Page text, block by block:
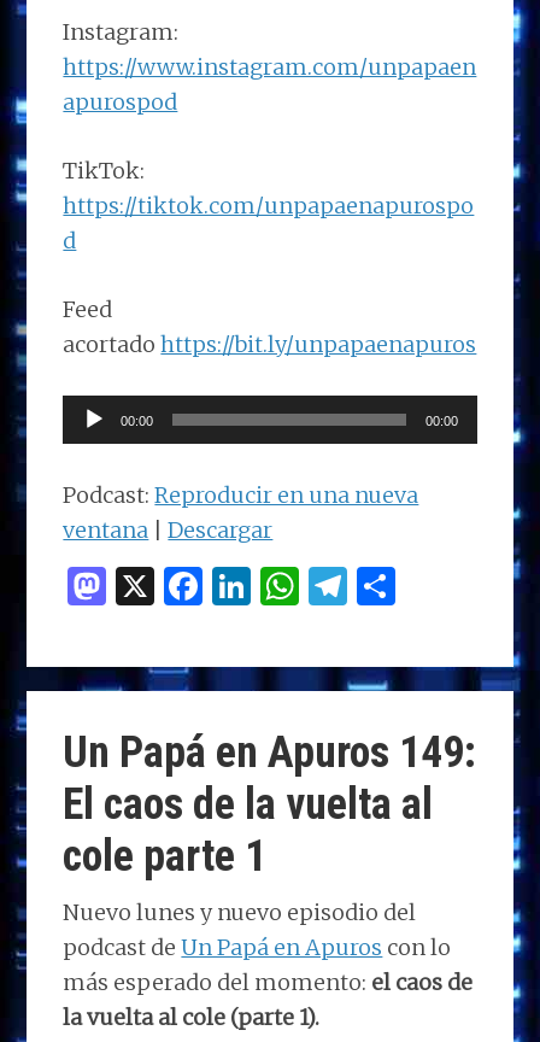
Instagram:
https://www.instagram.com/unpapaen
apurospod
TikTok:
https://tiktok.com/unpapaenapurospo
d
Feed
acortadohttps://bit.ly/unpapaenapuros
Reproductor
de
audio
00:00 00:00
Podcast:Reproducir en una nueva
ventana |Descargar
M
to
d
o
n
X F
ce
b
o
o
k
Li
k
e
dI
n
W
at
s
A
p
p
T
e
g
ra
m
m
p
ar
ti
r
Un Papá en Apuros 149:
El caos de la vuelta al
cole parte 1
Nuevo lunes y nuevo episodio del
podcast deUn Papá en Apuros con lo
más esperado del momento: el caos de
la vuelta al cole (parte 1).